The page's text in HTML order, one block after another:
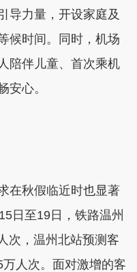
导力量，开设家庭及
候时间。同时，机场
陪伴儿童、首次乘机
安心。
秋假临近时也显著
日至19日，铁路温州
次，温州北站预测客
人次。面对激增的客